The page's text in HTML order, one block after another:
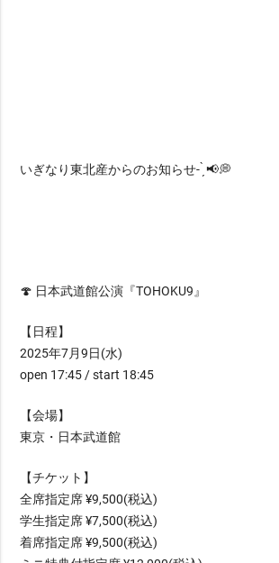
いぎなり東北産からのお知らせ- ̗̀ 📢💭
🍄 日本武道館公演『TOHOKU9』
【日程】
2025年7月9日(水)
open 17:45 / start 18:45
【会場】
東京・日本武道館
【チケット】
全席指定席 ¥9,500(税込)
学生指定席 ¥7,500(税込)
着席指定席 ¥9,500(税込)